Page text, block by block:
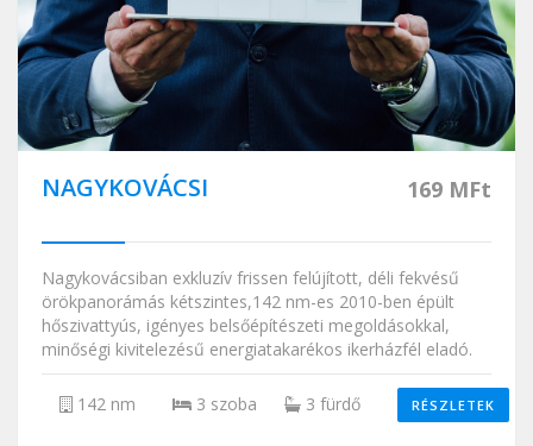
NAGYKOVÁCSI 169 MFt
Nagykovácsiban exkluzív frissen felújított, déli fekvésű
örökpanorámás kétszintes,142 nm-es 2010-ben épült
hőszivattyús, igényes belsőépítészeti megoldásokkal,
minőségi kivitelezésű energiatakarékos ikerházfél eladó.
142 nm 3 szoba 3 fürdő RÉSZLETEK